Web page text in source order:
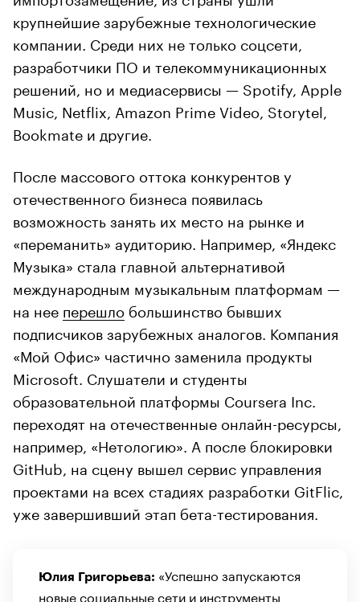
крупнейшие зарубежные технологические
компании. Среди них не только соцсети,
разработчики ПО и телекоммуникационных
решений, но и медиасервисы — Spotify, Apple
Music, Netflix, Amazon Prime Video, Storytel,
Bookmate и другие.
После массового оттока конкурентов у
отечественного бизнеса появилась
возможность занять их место на рынке и
«переманить» аудиторию. Например, «Яндекс
Музыка» стала главной альтернативой
международным музыкальным платформам —
на нее перешло большинство бывших
подписчиков зарубежных аналогов. Компания
«Мой Офис» частично заменила продукты
Microsoft. Слушатели и студенты
образовательной платформы Coursera Inc.
переходят на отечественные онлайн-ресурсы,
например, «Нетологию». А после блокировки
GitHub, на сцену вышел сервис управления
проектами на всех стадиях разработки GitFlic,
уже завершивший этап бета-тестирования.
Юлия Григорьева: «Успешно запускаются
новые социальные сети и инструменты